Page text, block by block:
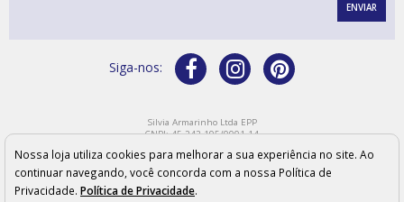
ENVIAR
Silvia Armarinho Ltda EPP
CNPJ: 45.242.195/0001-14
Os preços, quantidade em estoque e condições de pagamento apresentados neste site não
valem necessariamente para nossas lojas físicas e podem sofrer alterações sem prévia
notificação. As imagens meramente ilustrativas e os produtos podem sofrer variações de cor
conforme configurações e modelo do monitor.
Nossa loja utiliza cookies para melhorar a sua experiência no site. Ao
continuar navegando, você concorda com a nossa Política de
Privacidade. Política de Privacidade.